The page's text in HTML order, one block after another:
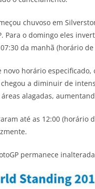
e
b
o
k
t
t
y
L
i
k
chuvoso em
Para o domingo eles
da manhã (horário de
novo horário
a diminuir de
alagadas,
até as 12:00
permanece